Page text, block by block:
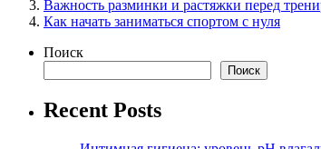
Важность разминки и растяжки перед
Как начать заниматься спортом с нуля
Поиск
Поиск
Recent Posts